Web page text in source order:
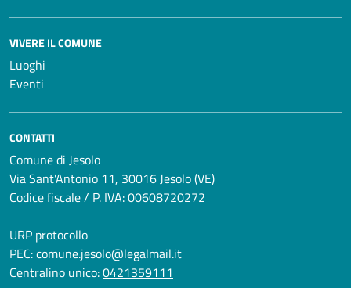
VIVERE IL COMUNE
Luoghi
Eventi
CONTATTI
Comune di Jesolo
Via Sant'Antonio 11, 30016 Jesolo (VE)
Codice fiscale / P. IVA: 00608720272
URP protocollo
PEC:comune.jesolo@legalmail.it
Centralino unico:0421359111